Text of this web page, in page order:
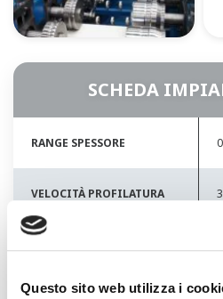
Questo sito web utilizza i
SCHEDA
RANGE SPESSORE
VELOCITÀ PROFILATURA